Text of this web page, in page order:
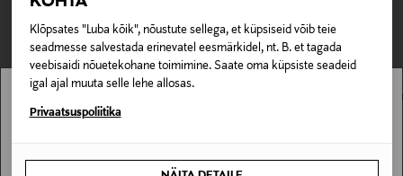
Klõpsates "Luba kõik", nõustute sellega, et küpsiseid võib teie
seadmesse salvestada erinevatel eesmärkidel, nt. B. et tagada
veebisaidi nõuetekohane toimimine. Saate oma küpsiste seadeid
igal ajal muuta selle lehe allosas.
Privaatsuspoliitika
Materjal
80% puuvill, 20% polüester
Hooldusjuhendid
Masinpesu vastavalt toote hooldusjuhistele.
Tarnimine pakiautomaati või postkontorisse
0,00 € – 4,90 €
TEISED KLIENDID
VAATASID KA
Stockmann pole Sinu riigis saadaval.